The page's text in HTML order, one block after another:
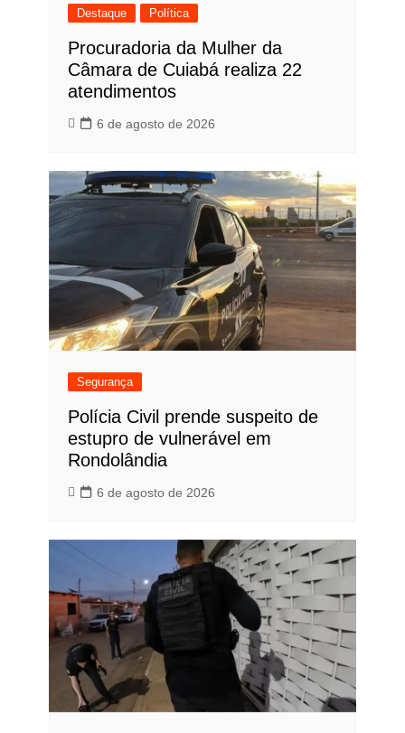
Destaque Política
Procuradoria da Mulher da
Câmara de Cuiabá realiza 22
atendimentos
6 de agosto de 2026
Segurança
Polícia Civil prende suspeito de
estupro de vulnerável em
Rondolândia
6 de agosto de 2026